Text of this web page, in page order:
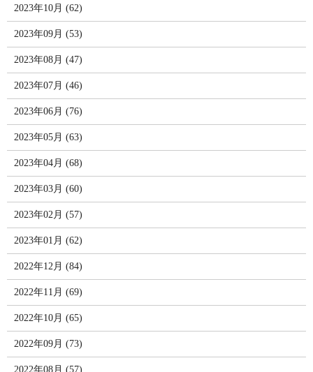
2023年10月 (62)
2023年09月 (53)
2023年08月 (47)
2023年07月 (46)
2023年06月 (76)
2023年05月 (63)
2023年04月 (68)
2023年03月 (60)
2023年02月 (57)
2023年01月 (62)
2022年12月 (84)
2022年11月 (69)
2022年10月 (65)
2022年09月 (73)
2022年08月 (57)